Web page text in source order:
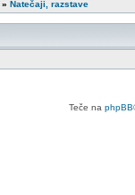
» Natečaji, razstave
Teče na phpBB